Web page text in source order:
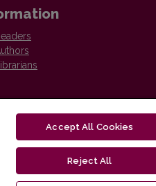
University Press platform and
Accept All Cookies
Reject All